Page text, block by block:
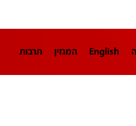
English המגזין תרבות